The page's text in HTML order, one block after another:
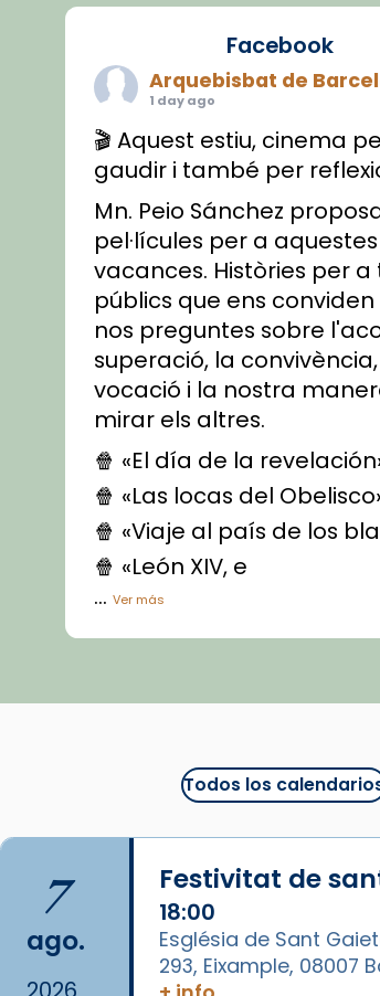
Facebook
Arquebisbat de
1 day ago
🎬 Aquest estiu, cinema
gaudir i també per
Mn. Peio Sánchez
pel·lícules per a aquestes
vacances. Històries per a
públics que ens
nos preguntes sobre
superació, la
vocació i la nostra
mirar els altres.
🍿 «El día de la
🍿 «Las locas del
🍿 «Viaje al país de los
🍿 «León XIV, e
...Ver más
Vídeo
La Carmina va patir
arribar el seu testimoni
Lleó XIV.
Recupera l'entrevista
compVatican News tican
Todos los
7
ago.
Festivitat de
18:00
Església de Sant
293, Eixample, 08007